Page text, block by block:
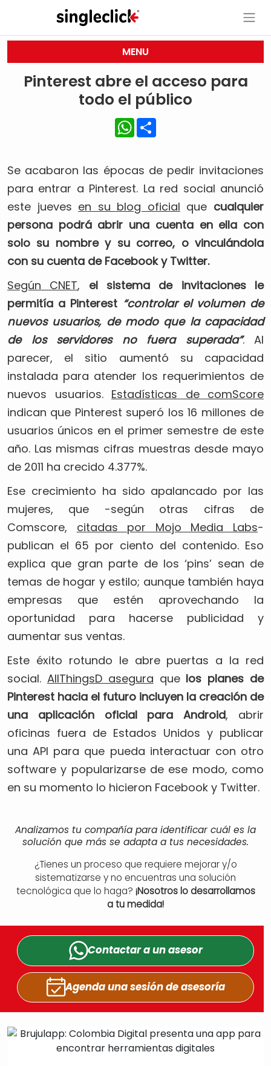
MENU
Pinterest abre el acceso para
todo el público
WhatsApp
Se acabaron las épocas de pedir invitaciones
para entrar a Pinterest. La red social anunció
este jueves en su blog oficial que cualquier
persona podrá abrir una cuenta en ella con
solo su nombre y su correo, o vinculándola
con su cuenta de Facebook y Twitter.
Según CNET, el sistema de invitaciones le
permitía a Pinterest “controlar el volumen de
nuevos usuarios, de modo que la capacidad
de los servidores no fuera superada”. Al
parecer, el sitio aumentó su capacidad
instalada para atender los requerimientos de
nuevos usuarios. Estadísticas de comScore
indican que Pinterest superó los 16 millones de
usuarios únicos en el primer semestre de este
año. Las mismas cifras muestras desde mayo
de 2011 ha crecido 4.377%.
Ese crecimiento ha sido apalancado por las
mujeres, que -según otras cifras de
Comscore, citadas por Mojo Media Labs-
publican el 65 por ciento del contenido. Eso
explica que gran parte de los ‘pins’ sean de
temas de hogar y estilo; aunque también haya
empresas que estén aprovechando la
oportunidad para hacerse publicidad y
aumentar sus ventas.
Este éxito rotundo le abre puertas a la red
social. AllThingsD asegura que los planes de
Pinterest hacia el futuro incluyen la creación de
una aplicación oficial para Android, abrir
oficinas fuera de Estados Unidos y publicar
una API para que pueda interactuar con otro
software y popularizarse de ese modo, como
en su momento lo hicieron Facebook y Twitter.
Analizamos tu compañía para identificar cuál es la
solución que más se adapta a tus necesidades.
¿Tienes un proceso que requiere mejorar y/o
sistematizarse y no encuentras una solución
tecnológica que lo haga? ¡Nosotros lo desarrollamos
a tu medida!
Contactar a unasesor
Agenda una sesiónde asesoría